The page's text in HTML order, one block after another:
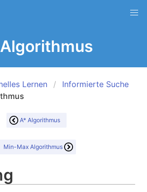
Lernen
Informierte Suche
A* Algorithmus
Min-Max Algorithmus